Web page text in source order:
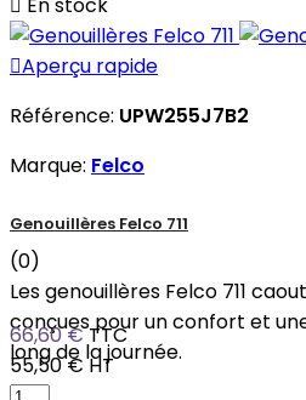
 En stock
Aperçu rapide
Référence: UPW255J7B2
Marque: Felco
Genouillères Felco 711
(0)
Les genouillères Felco 711
conçues pour un confort et
long de la journée.
66,60 €TTC
55,50 € HT